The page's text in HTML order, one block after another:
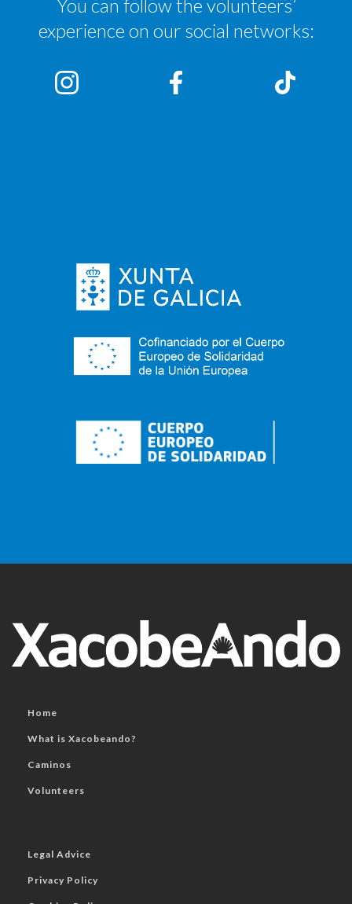
You can follow the volunteers’
experience on our social networks:
Home
What is Xacobeando?
Caminos
Volunteers
Legal Advice
Privacy Policy